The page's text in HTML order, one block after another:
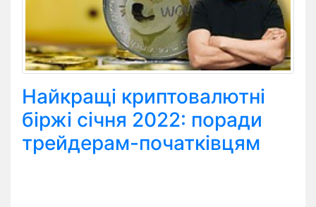
Найкращі криптовалютні
біржі січня 2022: поради
трейдерам-початківцям